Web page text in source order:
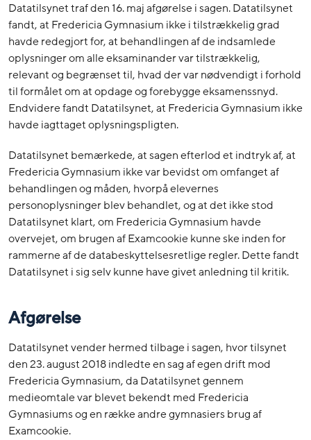
Datatilsynet traf den 16. maj afgørelse i sagen. Datatilsynet
fandt, at Fredericia Gymnasium ikke i tilstrækkelig grad
havde redegjort for, at behandlingen af de indsamlede
oplysninger om alle eksaminander var tilstrækkelig,
relevant og begrænset til, hvad der var nødvendigt i forhold
til formålet om at opdage og forebygge eksamenssnyd.
Endvidere fandt Datatilsynet, at Fredericia Gymnasium ikke
havde iagttaget oplysningspligten.
Datatilsynet bemærkede, at sagen efterlod et indtryk af, at
Fredericia Gymnasium ikke var bevidst om omfanget af
behandlingen og måden, hvorpå elevernes
personoplysninger blev behandlet, og at det ikke stod
Datatilsynet klart, om Fredericia Gymnasium havde
overvejet, om brugen af Examcookie kunne ske inden for
rammerne af de databeskyttelsesretlige regler. Dette fandt
Datatilsynet i sig selv kunne have givet anledning til kritik.
Afgørelse
Datatilsynet vender hermed tilbage i sagen, hvor tilsynet
den 23. august 2018 indledte en sag af egen drift mod
Fredericia Gymnasium, da Datatilsynet gennem
medieomtale var blevet bekendt med Fredericia
Gymnasiums og en række andre gymnasiers brug af
Examcookie.